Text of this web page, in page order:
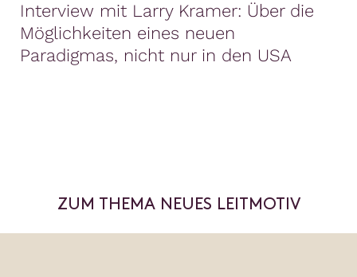
Interview mit Larry Kramer: Über die
Möglichkeiten eines neuen
Paradigmas, nicht nur in den USA
ZUM THEMA NEUES LEITMOTIV